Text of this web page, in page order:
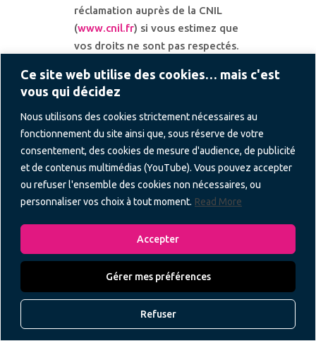
Ce site web utilise des cookies… mais c'est
vous qui décidez
Nous utilisons des cookies strictement nécessaires au
fonctionnement du site ainsi que, sous réserve de votre
consentement, des cookies de mesure d'audience, de publicité
et de contenus multimédias (YouTube). Vous pouvez accepter
ou refuser l'ensemble des cookies non nécessaires, ou
personnaliser vos choix à tout moment. Read More
Gérer mes préférences
Refuser
Accepter
réclamation auprès de la CNIL
(www.cnil.fr) si vous estimez que
vos droits ne sont pas respectés.
07Sécurité et
protection des
données
Compte tenu de la nature des
données traitées (notamment
données comptables, fiscales,
sociales, parfois sensibles) et des
risques associés, nous mettons
en œuvre des mesures
techniques et organisationnelles
appropriées pour garantir un
niveau de sécurité adapté au
risque, conformément à l'article